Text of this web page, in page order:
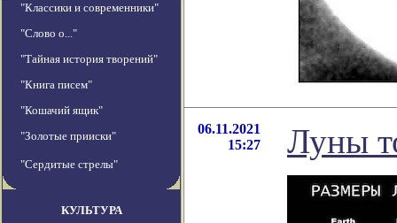
"Классики и современники"
"Слово о..."
"Тайная история творений"
"Книга писем"
"Кошачий ящик"
"Золотые прииски"
"Сердитые стрелы"
КУЛЬТУРА
06.11.2021
15:27
Луны